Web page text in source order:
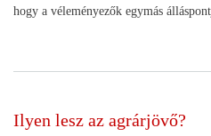
hogy a véleményezők egymás
Ilyen lesz az agrárjövő?